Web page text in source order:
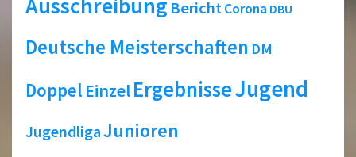
BerichtCorona DBU
Deutsche Meisterschaften DM
Doppel EinzelErgebnisseJugend
JugendligaJunioren